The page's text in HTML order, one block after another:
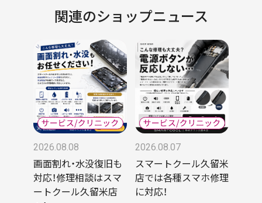
関連のショップニュース
2026.08.08
画面割れ・水没復旧も
対応！修理相談はスマ
ートクール久留米店
2026.08.07
スマートクール久留米
店では各種スマホ修理
に対応！